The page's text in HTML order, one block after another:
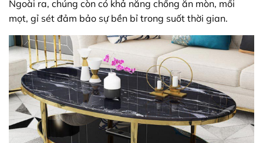
Ngoài ra, chúng còn có khả năng chống ăn mòn, mối
mọt, gỉ sét đảm bảo sự bền bỉ trong suốt thời gian.